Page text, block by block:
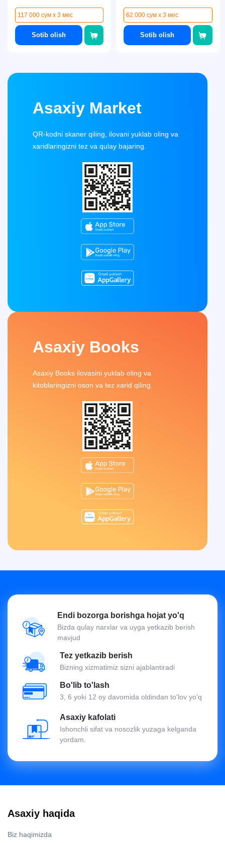
117 000 сум x 3 мес
Sotib olish
62 000 сум x 3 мес
Sotib olish
Asaxiy Market
QR-kodni skaner qiling, ilovani yuklab oling va
xaridlaringizni tez va qulay bajaring.
Asaxiy Books
Asaxiy Books ilovasini yuklab oling va
kitoblaringizni oson va tez xarid qiling.
Endi bozorga borishga hojat yo'q
Bizda qulay narxlar va uyga yetkazib berish
mavjud
Tez yetkazib berish
Bizning xizmatimiz sizni ajablantiradi
Bo'lib to'lash
3, 6 yoki 12 oy davomida oldindan to'lov yo'q
Asaxiy kafolati
Ishonchli sifat va nosozlik yuzaga kelganda
yordam.
Asaxiy haqida
Biz haqimizda